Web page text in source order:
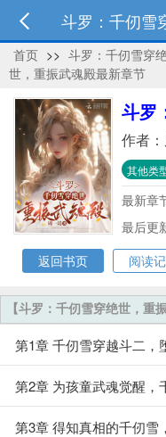
斗罗：千仞雪
首页 >> 斗罗：千仞雪穿
世，重振武魂殿最新章节
斗罗
作者：
其他类
最新章
种
最后更
返回书页
阅读
【斗罗：千仞雪穿绝世，重
第1章 千仞雪穿越斗二，
第2章 为孩童武魂觉醒，
第3章 得知真相的千仞雪